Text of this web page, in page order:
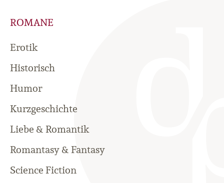
ROMANE
Erotik
Historisch
Humor
Kurzgeschichte
Liebe & Romantik
Romantasy & Fantasy
Science Fiction